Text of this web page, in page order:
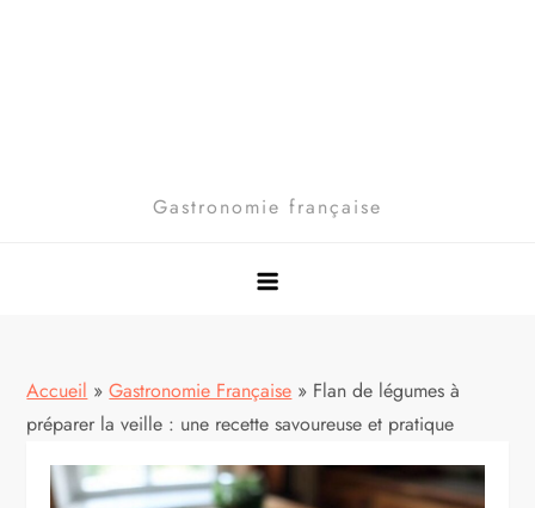
Gastronomie française
Accueil » Gastronomie Française » Flan de légumes à
préparer la veille : une recette savoureuse et pratique